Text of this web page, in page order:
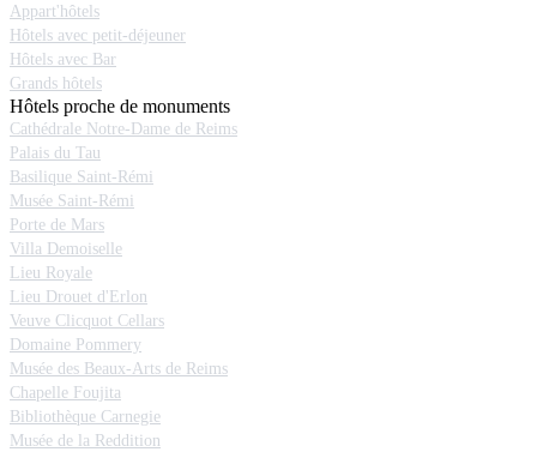
Appart'hôtels
Hôtels avec petit-déjeuner
Hôtels avec Bar
Grands hôtels
Hôtels proche de monuments
Cathédrale Notre-Dame de Reims
Palais du Tau
Basilique Saint-Rémi
Musée Saint-Rémi
Porte de Mars
Villa Demoiselle
Lieu Royale
Lieu Drouet d'Erlon
Veuve Clicquot Cellars
Domaine Pommery
Musée des Beaux-Arts de Reims
Chapelle Foujita
Bibliothèque Carnegie
Musée de la Reddition